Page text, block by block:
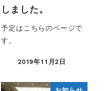
しました。
予定はこちらのページで
す。
投稿日
2019年11月2日